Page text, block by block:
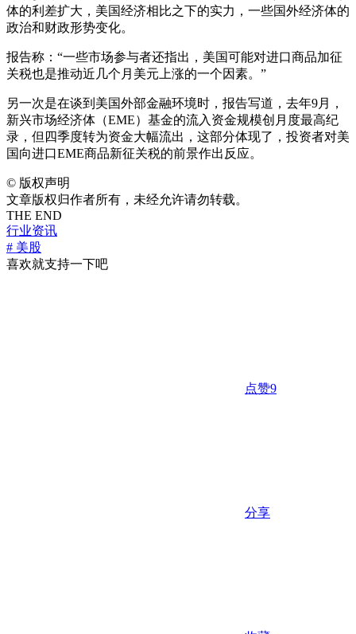
体的利差扩大，美国经济相比之下的实力，一些国外经济体的
政治和财政形势变化。
报告称：“一些市场参与者还指出，美国可能对进口商品加征
关税也是推动近几个月美元上涨的一个因素。”
另一次是在谈到美国外部金融环境时，报告写道，去年9月，
新兴市场经济体（EME）基金的流入资金规模创月度最高纪
录，但四季度转为资金大幅流出，这部分体现了，投资者对美
国向进口EME商品新征关税的前景作出反应。
© 版权声明
文章版权归作者所有，未经允许请勿转载。
THE END
行业资讯
# 美股
喜欢就支持一下吧
点赞9
分享